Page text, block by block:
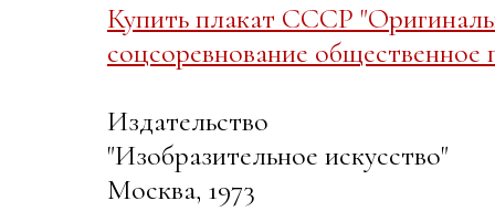
Купить плакат СССР
соцсоревнование общественное
Издательство
"Изобразительное искусство"
Москва, 1973